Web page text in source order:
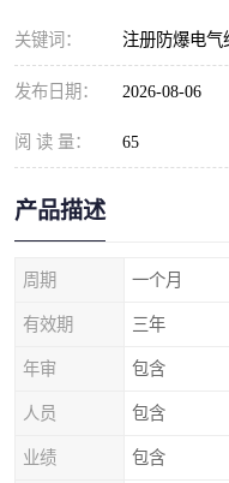
关键词： 注册防爆电气
发布日期： 2026-08-06
阅 读 量： 65
产品描述
周期 一个月
有效期 三年
年审 包含
人员 包含
业绩 包含